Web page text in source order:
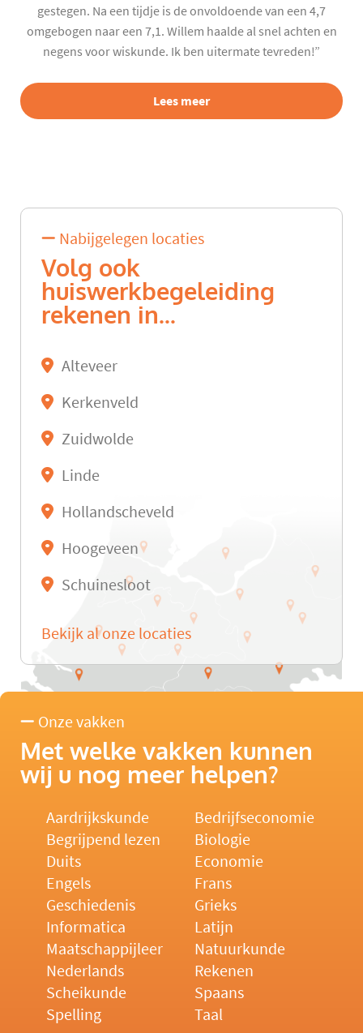
gestegen. Na een tijdje is de onvoldoende van een 4,7
omgebogen naar een 7,1. Willem haalde al snel achten en
negens voor wiskunde. Ik ben uitermate tevreden!”
Lees meer
Nabijgelegen locaties
Volg ook
huiswerkbegeleiding
rekenen in...
Alteveer
Kerkenveld
Zuidwolde
Linde
Hollandscheveld
Hoogeveen
Schuinesloot
Bekijk al onze locaties
Onze vakken
Met welke vakken kunnen
wij u nog meer helpen?
Aardrijkskunde
Bedrijfseconomie
Begrijpend lezen
Biologie
Duits
Economie
Engels
Frans
Geschiedenis
Grieks
Informatica
Latijn
Maatschappijleer
Natuurkunde
Nederlands
Rekenen
Scheikunde
Spaans
Spelling
Taal